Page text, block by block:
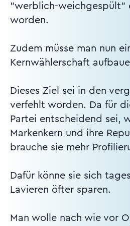
"werblich-weichgespült"
worden.
Zudem müsse man nun
Kernwählerschaft
Dieses Ziel sei in den
verfehlt worden. Da für
Partei entscheidend sei,
Markenkern und ihre
brauche sie mehr
Dafür könne sie sich
Lavieren öfter sparen.
Man wolle nach wie vor